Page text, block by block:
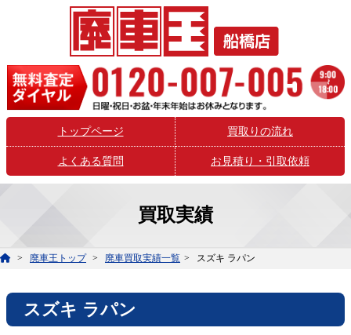
トップページ 買取りの流れ
よくある質問 お見積り・引取依頼
買取実績
廃車王トップ 廃車買取実績一覧 スズキ ラパン
スズキ ラパン